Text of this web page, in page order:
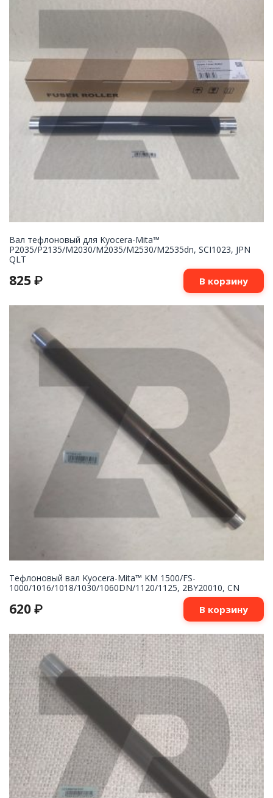
Вал тефлоновый для Kyocera-Mita™
P2035/P2135/M2030/M2035/M2530/M2535dn, SCI1023, JPN
QLT
825 ₽ В корзину
Тефлоновый вал Kyocera-Mita™ KM 1500/FS-
1000/1016/1018/1030/1060DN/1120/1125, 2BY20010, CN
620 ₽ В корзину